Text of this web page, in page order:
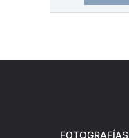
FOTOGRAFÍAS